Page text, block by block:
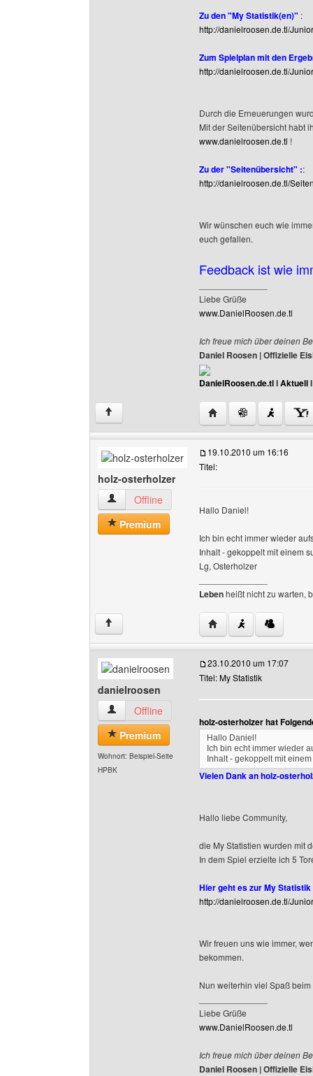
Zu den "My Statistik(en)" :
http://danielroosen.de.tl/
Zum Spielplan mit den
http://danielroosen.de.tl/
Durch die Erneuerungen
Mit der Seitenübersicht habt
www.danielroosen.de.tl !
Zu der "Seitenübersicht" ::
http://danielroosen.de.tl/
Wir wünschen euch wie
euch gefallen.
Feedback ist wie
Liebe Grüße
www.DanielRoosen.de.tl
Ich freue mich über deinen
Daniel Roosen | Offizielle
DanielRoosen.de.tlIAktuell
↑ Website dieses
holz-osterholzer
holz-osterholzer Benutzer-Profile anzeigen
Offline
Premium
19.10.2010 um 16:16
Titel:
Hallo Daniel!
Ich bin echt immer wieder
Inhalt - gekoppelt mit einem
Lg, Osterholzer
Lebenheißt nicht zu warten,
↑ Website dieses
danielroosen
danielroosen Benutzer-Profile anzeigen
Offline
Premium
Wohnort: Beispiel-Seite
HPBK
23.10.2010 um 17:07
Titel: My Statistik
holz-osterholzer hat
Hallo Daniel!
Ich bin echt immer wieder
Inhalt - gekoppelt mit
Vielen Dank an holz-
Hallo liebe Community,
die My Statistien wurden mit
In dem Spiel erzielte ich 5
Hier geht es zur My Statistik
http://danielroosen.de.tl/
Wir freuen uns wie immer,
bekommen.
Nun weiterhin viel Spaß
Liebe Grüße
www.DanielRoosen.de.tl
Ich freue mich über deinen
Daniel Roosen | Offizielle